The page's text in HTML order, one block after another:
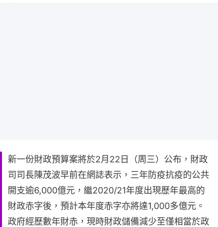
新一份財政預算案將於2月22日（周三）公布，財政
司司長陳茂波早前在網誌表示，三年防疫抗疫的公共
開支逾6,000億元，繼2020/21年度出現歷年最高的
財政赤字後，預計本年度赤字亦將達1,000多億元。
政府經歷數年財赤，現時財政儲備減少至僅相當於政